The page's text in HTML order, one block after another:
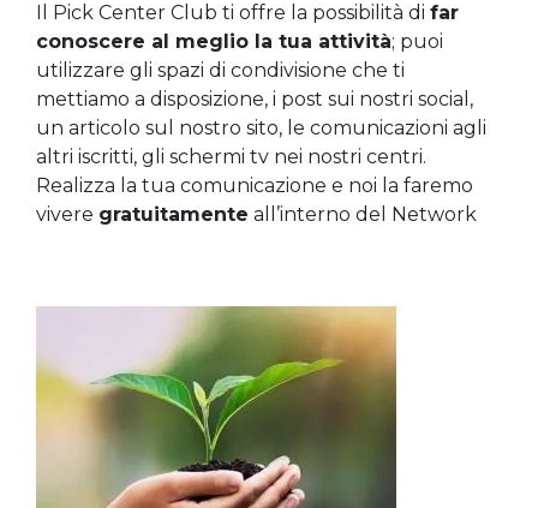
Il Pick Center Club ti offre la possibilità di far
conoscere al meglio la tua attività; puoi
utilizzare gli spazi di condivisione che ti
mettiamo a disposizione, i post sui nostri social,
un articolo sul nostro sito, le comunicazioni agli
altri iscritti, gli schermi tv nei nostri centri.
Realizza la tua comunicazione e noi la faremo
vivere gratuitamente all’interno del Network